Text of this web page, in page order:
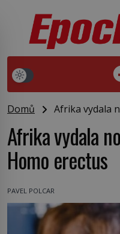
Domů Afrika vydala
Afrika vydala
Homo erectus
PAVEL POLCAR